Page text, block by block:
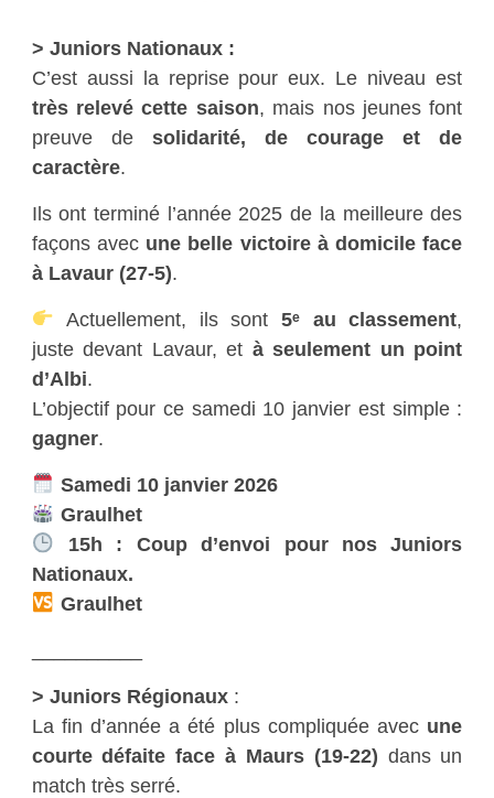
> Juniors Nationaux :
C’est aussi la reprise pour eux. Le niveau est
très relevé cette saison, mais nos jeunes font
preuve de solidarité, de courage et de
caractère.
Ils ont terminé l’année 2025 de la meilleure des
façons avec une belle victoire à domicile face
à Lavaur (27-5).
Actuellement, ils sont5ᵉ au classement,
juste devant Lavaur, et à seulement un point
d’Albi.
L’objectif pour ce samedi 10 janvier est simple :
gagner.
Samedi 10 janvier 2026
Graulhet
15h : Coup d’envoi pour nos Juniors
Nationaux.
Graulhet
> Juniors Régionaux:
La fin d’année a été plus compliquée avec une
courte défaite face à Maurs (19-22) dans un
match très serré.